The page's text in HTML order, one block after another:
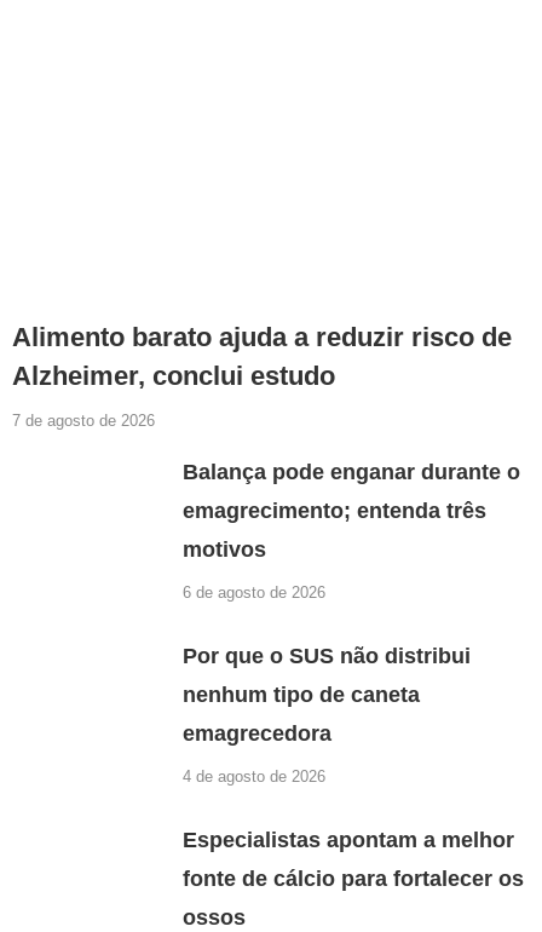
Alimento barato ajuda a reduzir risco de
Alzheimer, conclui estudo
7 de agosto de 2026
Balança pode enganar durante o
emagrecimento; entenda três
motivos
6 de agosto de 2026
Por que o SUS não distribui
nenhum tipo de caneta
emagrecedora
4 de agosto de 2026
Especialistas apontam a melhor
fonte de cálcio para fortalecer os
ossos